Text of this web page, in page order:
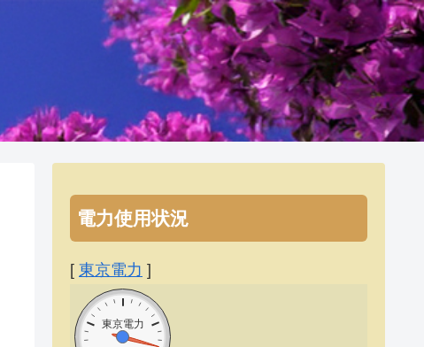
電力使用状況
[ 東京電力 ]
東京電力